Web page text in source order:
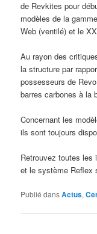
de Revkites pour
modèles de la
Web (ventilé) et le
Au rayon des
la structure par
possesseurs de
barres carbones à la
Concernant les
ils sont toujours
Retrouvez toutes les
et le système Reflex
Publié dansActus,